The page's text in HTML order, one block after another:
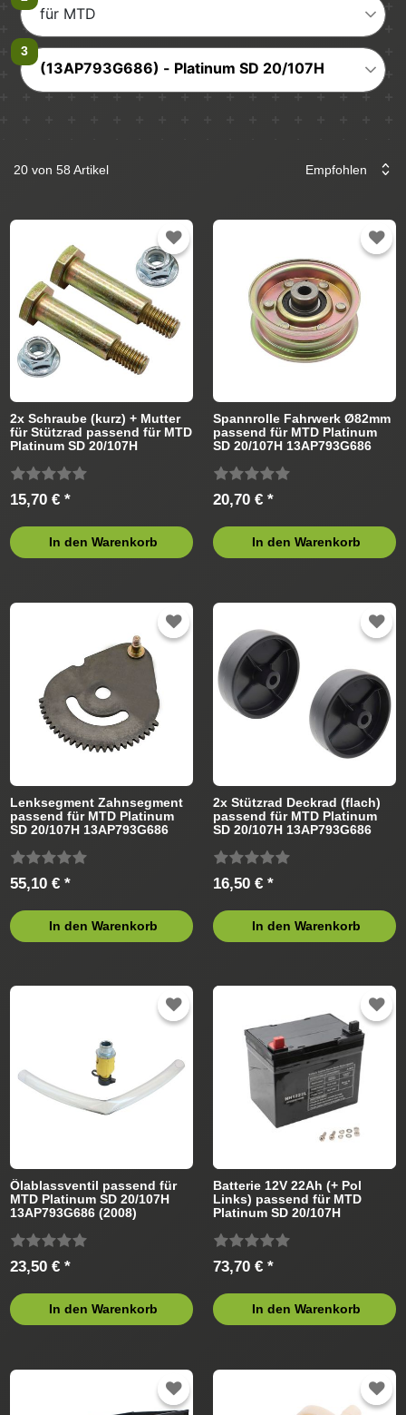
für MTD
(13AP793G686) - Platinum SD 20/107H
20 von 58 Artikel
2x Schraube (kurz) + Mutter
für Stützrad passend für MTD
Platinum SD 20/107H
Rasentraktor
15,70 € *
In den Warenkorb
Spannrolle Fahrwerk Ø82mm
passend für MTD Platinum
SD 20/107H 13AP793G686
20,70 € *
In den Warenkorb
Lenksegment Zahnsegment
passend für MTD Platinum
SD 20/107H 13AP793G686
55,10 € *
In den Warenkorb
2x Stützrad Deckrad (flach)
passend für MTD Platinum
SD 20/107H 13AP793G686
16,50 € *
In den Warenkorb
Ölablassventil passend für
MTD Platinum SD 20/107H
13AP793G686 (2008)
23,50 € *
In den Warenkorb
Batterie 12V 22Ah (+ Pol
Links) passend für MTD
Platinum SD 20/107H
Rasentraktor
73,70 € *
In den Warenkorb